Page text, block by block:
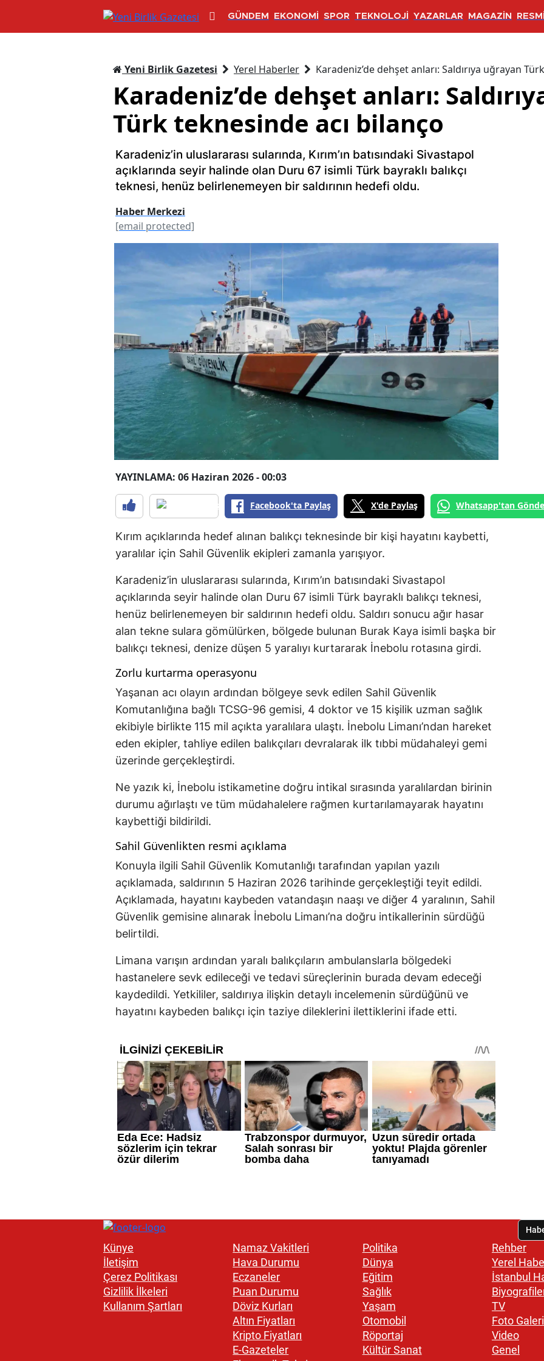
GÜNDEM EKONOMİ SPOR TEKNOLOJİ YAZARLAR MAGAZİN
Yeni Birlik Gazetesi Yerel Haberler Karadeniz’de dehşet anları: Saldırıya uğrayan
Karadeniz’de dehşet anları:
Türk teknesinde acı bilanço
Karadeniz’in uluslararası sularında, Kırım’ın batısındaki Sivastapol
açıklarında seyir halinde olan Duru 67 isimli Türk bayraklı balıkçı
teknesi, henüz belirlenemeyen bir saldırının hedefi oldu.
Haber Merkezi
[email protected]
YAYINLAMA: 06 Haziran 2026 - 00:03
Facebook'ta Paylaş X'de Paylaş Whatsapp'tan
Kırım açıklarında hedef alınan balıkçı teknesinde bir kişi hayatını kaybetti,
yaralılar için Sahil Güvenlik ekipleri zamanla yarışıyor.
Karadeniz’in uluslararası sularında, Kırım’ın batısındaki Sivastapol
açıklarında seyir halinde olan Duru 67 isimli Türk bayraklı balıkçı teknesi,
henüz belirlenemeyen bir saldırının hedefi oldu. Saldırı sonucu ağır hasar
alan tekne sulara gömülürken, bölgede bulunan Burak Kaya isimli başka bir
balıkçı teknesi, denize düşen 5 yaralıyı kurtararak İnebolu rotasına girdi.
Zorlu kurtarma operasyonu
Yaşanan acı olayın ardından bölgeye sevk edilen Sahil Güvenlik
Komutanlığına bağlı TCSG-96 gemisi, 4 doktor ve 15 kişilik uzman sağlık
ekibiyle birlikte 115 mil açıkta yaralılara ulaştı. İnebolu Limanı’ndan hareket
eden ekipler, tahliye edilen balıkçıları devralarak ilk tıbbi müdahaleyi gemi
üzerinde gerçekleştirdi.
Ne yazık ki, İnebolu istikametine doğru intikal sırasında yaralılardan birinin
durumu ağırlaştı ve tüm müdahalelere rağmen kurtarılamayarak hayatını
kaybettiği bildirildi.
Sahil Güvenlikten resmi açıklama
Konuyla ilgili Sahil Güvenlik Komutanlığı tarafından yapılan yazılı
açıklamada, saldırının 5 Haziran 2026 tarihinde gerçekleştiği teyit edildi.
Açıklamada, hayatını kaybeden vatandaşın naaşı ve diğer 4 yaralının, Sahil
Güvenlik gemisine alınarak İnebolu Limanı’na doğru intikallerinin sürdüğü
belirtildi.
Limana varışın ardından yaralı balıkçıların ambulanslarla bölgedeki
hastanelere sevk edileceği ve tedavi süreçlerinin burada devam edeceği
kaydedildi. Yetkililer, saldırıya ilişkin detaylı incelemenin sürdüğünü ve
hayatını kaybeden balıkçı için taziye dileklerini ilettiklerini ifade etti.
Künye
İletişim
Çerez Politikası
Gizlilik İlkeleri
Kullanım Şartları
Namaz Vakitleri
Hava Durumu
Eczaneler
Puan Durumu
Döviz Kurları
Altın Fiyatları
Kripto Fiyatları
E-Gazeteler
Politika
Dünya
Eğitim
Sağlık
Yaşam
Otomobil
Röportaj
Kültür Sanat
Rehber
Yerel
İstanbul
TV
Foto Galeri
Video
Genel